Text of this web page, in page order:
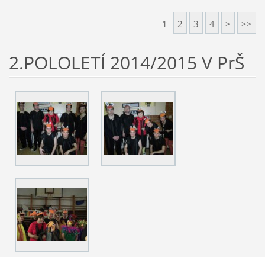
1 2 3 4 > >>
2.POLOLETÍ 2014/2015 V PrŠ